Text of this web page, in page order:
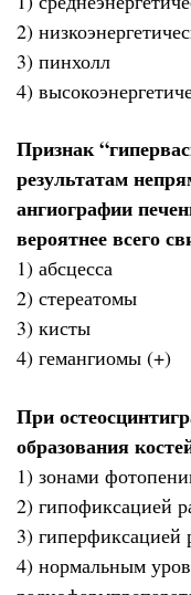
2)
3) пинхолл
4)
Признак
результатам
ангиографии
вероятнее всего
1) абсцесса
2) стереатомы
3) кисты
4) гемангиомы (+)
При
образования
1) зонами
2) гипофиксацией
3) гиперфиксацией
4) нормальным